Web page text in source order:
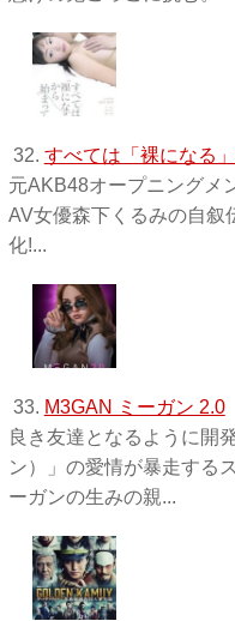
32. すべては「裸になる
元AKB48オープニングメ
AV女優森下くるみの自叙
化!...
33. M3GAN ミーガン 2.0
良き友達となるように開
ン）」の愛情が暴走する
ーガンの生みの親...